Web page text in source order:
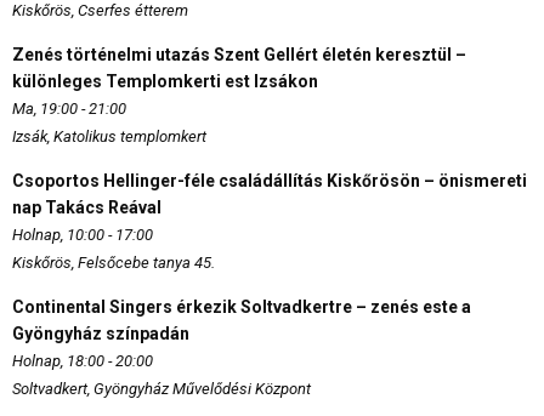
Kiskőrös, Cserfes étterem
Zenés történelmi utazás Szent Gellért életén keresztül –
különleges Templomkerti est Izsákon
Ma, 19:00 - 21:00
Izsák, Katolikus templomkert
Csoportos Hellinger-féle családállítás Kiskőrösön – önismereti
nap Takács Reával
Holnap, 10:00 - 17:00
Kiskőrös, Felsőcebe tanya 45.
Continental Singers érkezik Soltvadkertre – zenés este a
Gyöngyház színpadán
Holnap, 18:00 - 20:00
Soltvadkert, Gyöngyház Művelődési Központ